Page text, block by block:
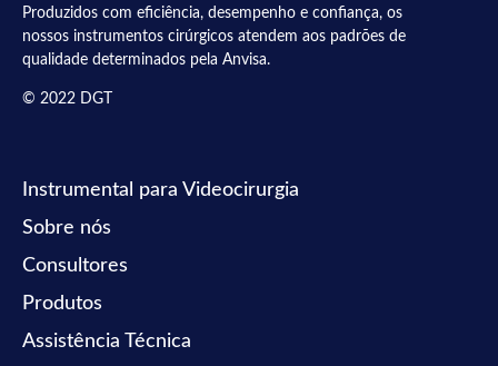
Produzidos com eficiência, desempenho e confiança, os
nossos instrumentos cirúrgicos atendem aos padrões de
qualidade determinados pela Anvisa.
© 2022 DGT
Instrumental para Videocirurgia
Sobre nós
Consultores
Produtos
Assistência Técnica